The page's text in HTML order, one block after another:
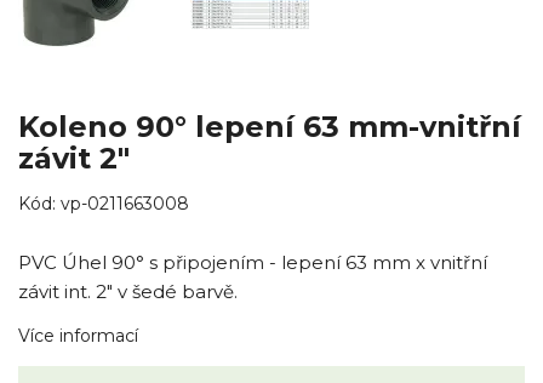
Koleno 90° lepení 63 mm-vnitřní
závit 2"
Kód: vp-0211663008
PVC Úhel 90° s připojením - lepení 63 mm x vnitřní
závit int. 2" v šedé barvě.
Více informací